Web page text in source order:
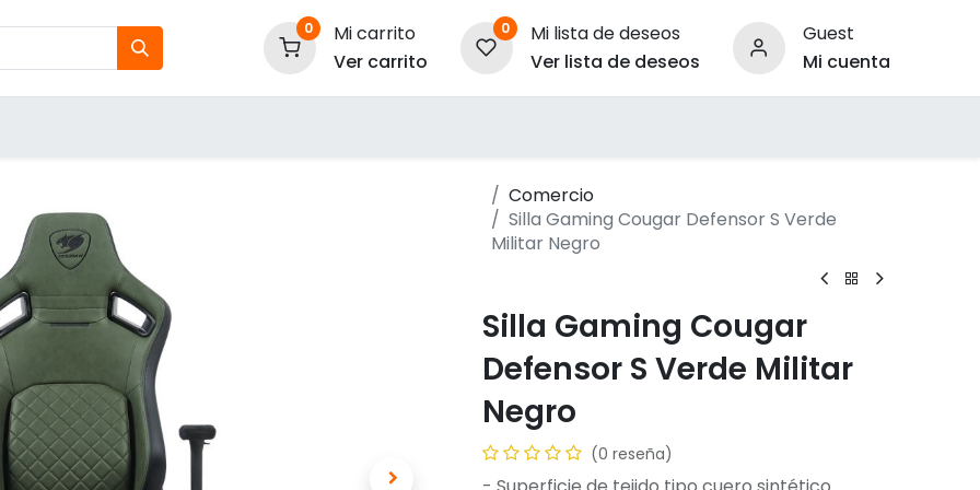
0
Mi carrito
Ver carrito
0
Mi lista de deseos
Ver lista de deseos
Guest
Mi cuenta
Comercio
Silla Gaming Cougar Defensor S Verde
Militar Negro
Silla Gaming Cougar
Defensor S Verde Militar
Negro
(0 reseña)